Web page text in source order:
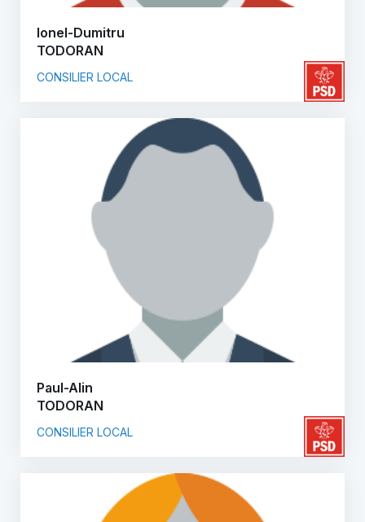
Ionel-Dumitru
TODORAN
CONSILIER LOCAL
Paul-Alin
TODORAN
CONSILIER LOCAL